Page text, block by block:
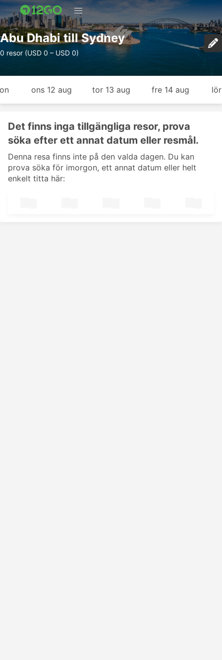
Abu Dhabi till Sydney
0 resor (USD 0 – USD 0)
ons 12 aug tor 13 aug fre 14 aug
Det finns inga tillgängliga resor, prova
söka efter ett annat datum eller resmål.
Denna resa finns inte på den valda dagen. Du kan
prova söka för imorgon, ett annat datum eller helt
enkelt titta här: